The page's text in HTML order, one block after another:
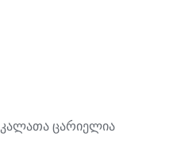
კალათა ცარიელია